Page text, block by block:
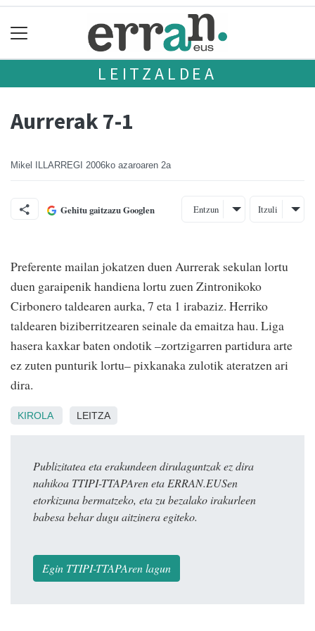
LEITZALDEA
Aurrerak 7-1
Mikel ILLARREGI 2006ko azaroaren 2a
Gehitu gaitzazu Googlen Entzun Itzuli
Preferente mailan jokatzen duen Aurrerak sekulan lortu
duen garaipenik handiena lortu zuen Zintronikoko
Cirbonero taldearen aurka, 7 eta 1 irabaziz. Herriko
taldearen biziberritzearen seinale da emaitza hau. Liga
hasera kaxkar baten ondotik –zortzigarren partidura arte
ez zuten punturik lortu– pixkanaka zulotik ateratzen ari
dira.
KIROLA LEITZA
Publizitatea eta erakundeen dirulaguntzak ez dira
nahikoa TTIPI-TTAPAren eta ERRAN.EUSen
etorkizuna bermatzeko, eta zu bezalako irakurleen
babesa behar dugu aitzinera egiteko.
Egin TTIPI-TTAPAren lagun